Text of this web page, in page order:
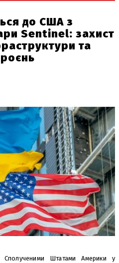
до США з
Sentinel: захист
та
Сполученими Штатами Америки у